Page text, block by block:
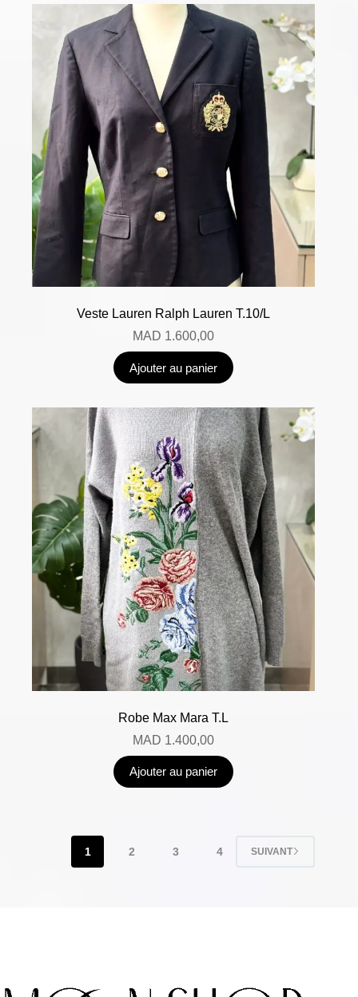
Veste Lauren Ralph Lauren T.10/L
MAD 1.600,00
Ajouter au panier
Robe Max Mara T.L
MAD 1.400,00
Ajouter au panier
1 2 3 4 SUIVANT